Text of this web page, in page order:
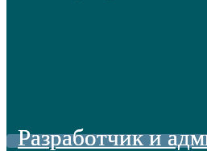
Разработчик и